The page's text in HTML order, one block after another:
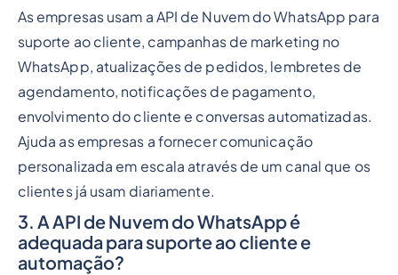
As empresas usam a API de Nuvem do WhatsApp para
suporte ao cliente, campanhas de marketing no
WhatsApp, atualizações de pedidos, lembretes de
agendamento, notificações de pagamento,
envolvimento do cliente e conversas automatizadas.
Ajuda as empresas a fornecer comunicação
personalizada em escala através de um canal que os
clientes já usam diariamente.
3. A API de Nuvem do WhatsApp é
adequada para suporte ao cliente e
automação?